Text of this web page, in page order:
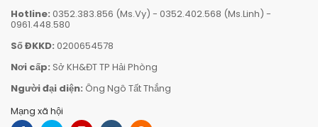
Hotline: 0352.383.856 (Ms.Vy) - 0352.402.568 (Ms.Linh) -
0961.448.580
Số ĐKKD: 0200654578
Nơi cấp: Sở KH&ĐT TP Hải Phòng
Người đại diện: Ông Ngô Tất Thắng
Mạng xã hội